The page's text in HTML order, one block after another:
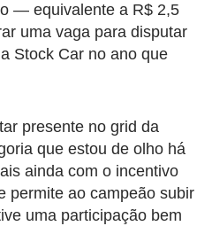
— equivalente a R$ 2,5
uma vaga para disputar
Stock Car no ano que
presente no grid da
que estou de olho há
ainda com o incentivo
permite ao campeão subir
uma participação bem